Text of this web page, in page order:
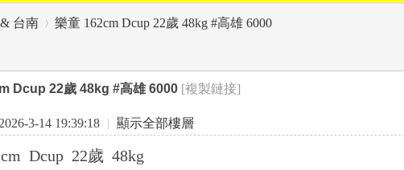
台南
›
樂童 162cm Dcup 22歲 48kg #高雄 6000
Dcup 22歲 48kg #高雄 6000 [複製鏈接]
3-14 19:39:18 | 顯示全部樓層
Dcup 22歲 48kg